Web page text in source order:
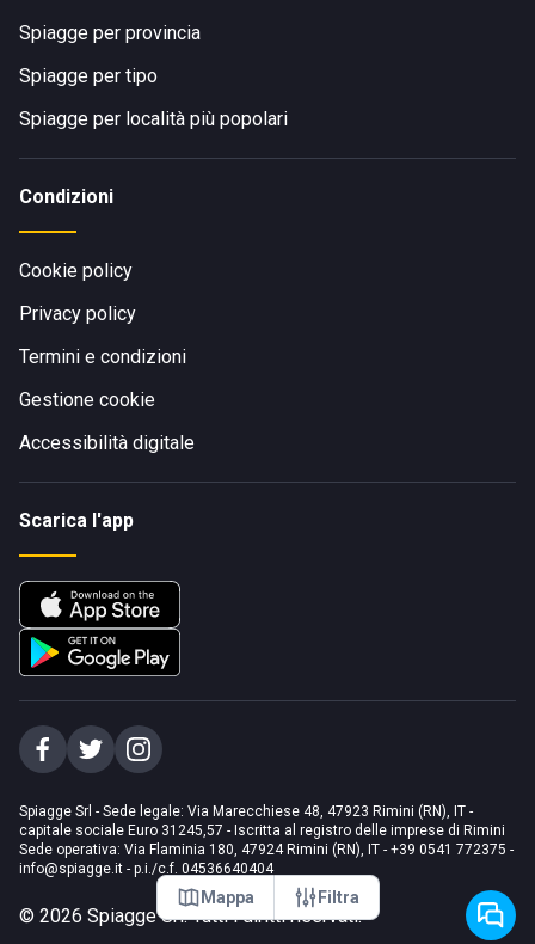
Mappa Filtra
Spiagge per provincia
Spiagge per tipo
Spiagge per località più popolari
Condizioni
Cookie policy
Privacy policy
Termini e condizioni
Gestione cookie
Accessibilità digitale
Scarica l'app
Spiagge Srl - Sede legale: Via Marecchiese 48, 47923 Rimini (RN), IT -
capitale sociale Euro 31245,57 - Iscritta al registro delle imprese di Rimini
Sede operativa: Via Flaminia 180, 47924 Rimini (RN), IT - +39 0541 772375 -
info@spiagge.it - p.i./c.f. 04536640404
© 2026 Spiagge Srl. Tutti i diritti riservati.